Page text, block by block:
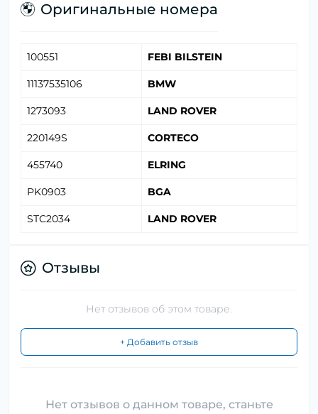
Оригинальные номера
100551 FEBI BILSTEIN
11137535106 BMW
1273093 LAND ROVER
220149S CORTECO
455740 ELRING
PK0903 BGA
STC2034 LAND ROVER
Отзывы
Нет отзывов об этом товаре.
+ Добавить отзыв
Нет отзывов о данном товаре, станьте